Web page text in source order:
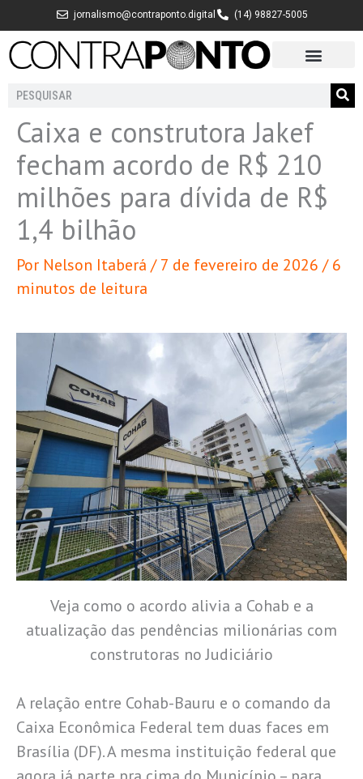
para
jornalismo@contraponto.digital (14) 98827-5005
Pesquisar
Caixa e construtora Jakef
fecham acordo de R$ 210
milhões para dívida de R$
1,4 bilhão
Por Nelson Itaberá /7 de fevereiro de 2026 /6
minutos de leitura
Veja como o acordo alivia a Cohab e a
atualização das pendências milionárias com
construtoras no Judiciário
A relação entre Cohab-Bauru e o comando da
Caixa Econômica Federal tem duas faces em
Brasília (DF). A mesma instituição federal que